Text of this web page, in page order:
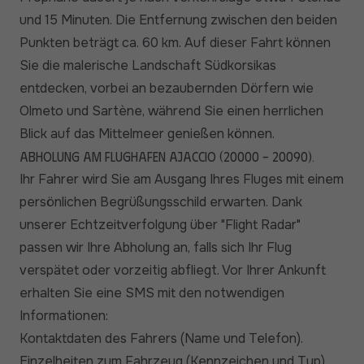
und 15 Minuten. Die Entfernung zwischen den beiden
Punkten beträgt ca. 60 km. Auf dieser Fahrt können
Sie die malerische Landschaft Südkorsikas
entdecken, vorbei an bezaubernden Dörfern wie
Olmeto und Sartène, während Sie einen herrlichen
Blick auf das Mittelmeer genießen können.
Abholung am Flughafen Ajaccio (20000 - 20090).
Ihr Fahrer wird Sie am Ausgang Ihres Fluges mit einem
persönlichen Begrüßungsschild erwarten. Dank
unserer Echtzeitverfolgung über "Flight Radar"
passen wir Ihre Abholung an, falls sich Ihr Flug
verspätet oder vorzeitig abfliegt. Vor Ihrer Ankunft
erhalten Sie eine SMS mit den notwendigen
Informationen:
Kontaktdaten des Fahrers (Name und Telefon).